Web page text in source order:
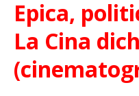
Epica,
La Cina